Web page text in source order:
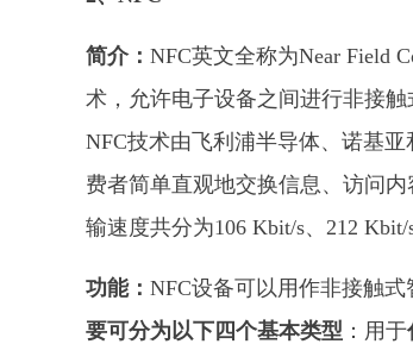
简介： NFC英文全称为Near Field
术，允许电子设备之间进行非接
NFC技术由飞利浦半导体、诺基
费者简单直观地交换信息、访问
输速度共分为106 Kbit/s、212 Kbit/
功能： NFC设备可以用作非接触
要可分为以下四个基本类型 ：用于